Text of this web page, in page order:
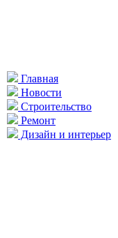
Главная
Новости
Строительство
Ремонт
Дизайн и интерьер